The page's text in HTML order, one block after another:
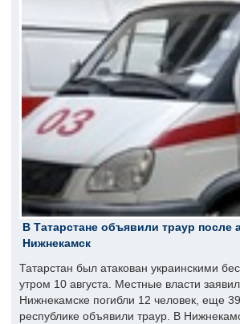
В Татарстане объявили траур после
Нижнекамск
Татарстан был атакован украинскими
утром 10 августа. Местные власти
Нижнекамске погибли 12 человек, еще
республике объявили траур. В